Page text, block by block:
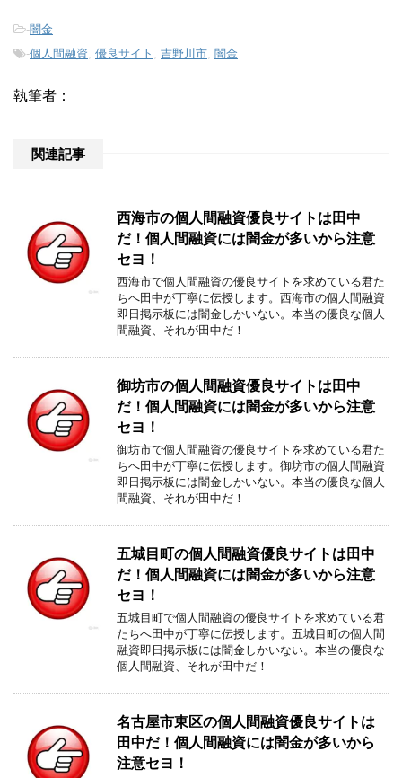
-闇金
-個人間融資, 優良サイト , 吉野川市, 闇金
執筆者：
関連記事
西海市の個人間融資優良サイトは田中
だ！個人間融資には闇金が多いから注意
セヨ！
西海市で個人間融資の優良サイトを求めている君た
ちへ田中が丁寧に伝授します。西海市の個人間融資
即日掲示板には闇金しかいない。本当の優良な個人
間融資、それが田中だ！
御坊市の個人間融資優良サイトは田中
だ！個人間融資には闇金が多いから注意
セヨ！
御坊市で個人間融資の優良サイトを求めている君た
ちへ田中が丁寧に伝授します。御坊市の個人間融資
即日掲示板には闇金しかいない。本当の優良な個人
間融資、それが田中だ！
五城目町の個人間融資優良サイトは田中
だ！個人間融資には闇金が多いから注意
セヨ！
五城目町で個人間融資の優良サイトを求めている君
たちへ田中が丁寧に伝授します。五城目町の個人間
融資即日掲示板には闇金しかいない。本当の優良な
個人間融資、それが田中だ！
名古屋市東区の個人間融資優良サイトは
田中だ！個人間融資には闇金が多いから
注意セヨ！